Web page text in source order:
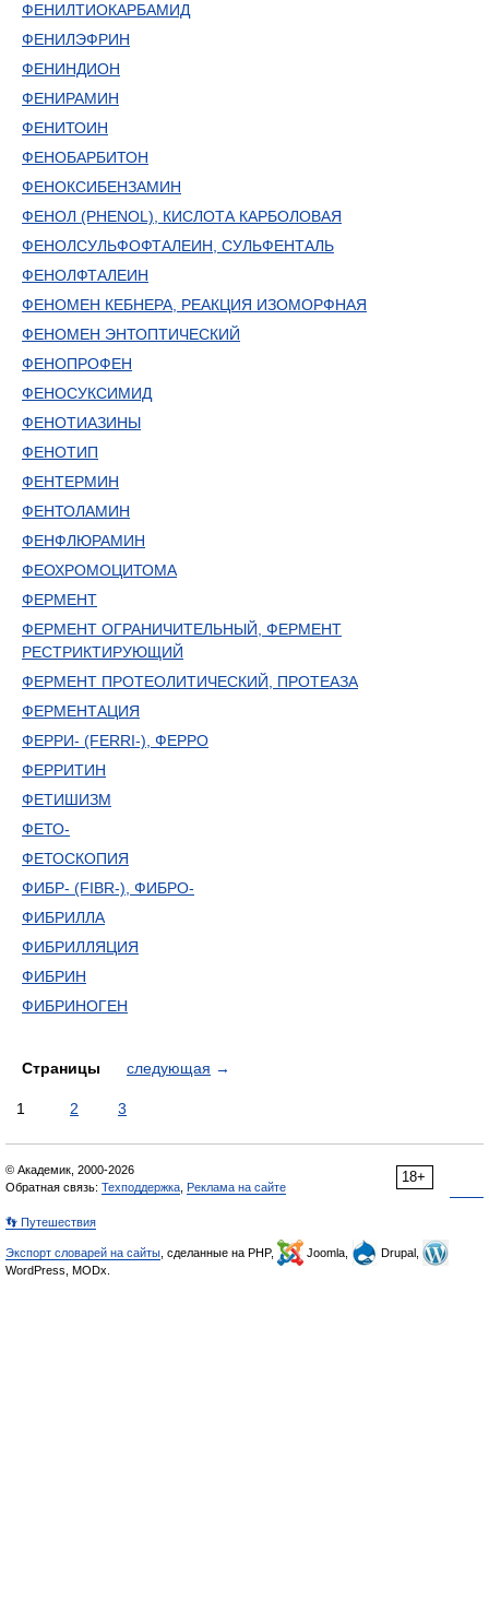
ФЕНИЛТИОКАРБАМИД
ФЕНИЛЭФРИН
ФЕНИНДИОН
ФЕНИРАМИН
ФЕНИТОИН
ФЕНОБАРБИТОН
ФЕНОКСИБЕНЗАМИН
ФЕНОЛ (PHENOL), КИСЛОТА КАРБОЛОВАЯ
ФЕНОЛСУЛЬФОФТАЛЕИН, СУЛЬФЕНТАЛЬ
ФЕНОЛФТАЛЕИН
ФЕНОМЕН КЕБНЕРА, РЕАКЦИЯ ИЗОМОРФНАЯ
ФЕНОМЕН ЭНТОПТИЧЕСКИЙ
ФЕНОПРОФЕН
ФЕНОСУКСИМИД
ФЕНОТИАЗИНЫ
ФЕНОТИП
ФЕНТЕРМИН
ФЕНТОЛАМИН
ФЕНФЛЮРАМИН
ФЕОХРОМОЦИТОМА
ФЕРМЕНТ
ФЕРМЕНТ ОГРАНИЧИТЕЛЬНЫЙ, ФЕРМЕНТ
РЕСТРИКТИРУЮЩИЙ
ФЕРМЕНТ ПРОТЕОЛИТИЧЕСКИЙ, ПРОТЕАЗА
ФЕРМЕНТАЦИЯ
ФЕРРИ- (FERRI-), ФЕРРО
ФЕРРИТИН
ФЕТИШИЗМ
ФЕТО-
ФЕТОСКОПИЯ
ФИБР- (FIBR-), ФИБРО-
ФИБРИЛЛА
ФИБРИЛЛЯЦИЯ
ФИБРИН
ФИБРИНОГЕН
Страницы следующая →
1 2 3
18+
© Академик, 2000-2026
Обратная связь: Техподдержка Реклама на сайте
👣 Путешествия
Экспорт словарей на сайты , сделанные на PHP, Joomla,
Drupal,
WordPress, MODx.